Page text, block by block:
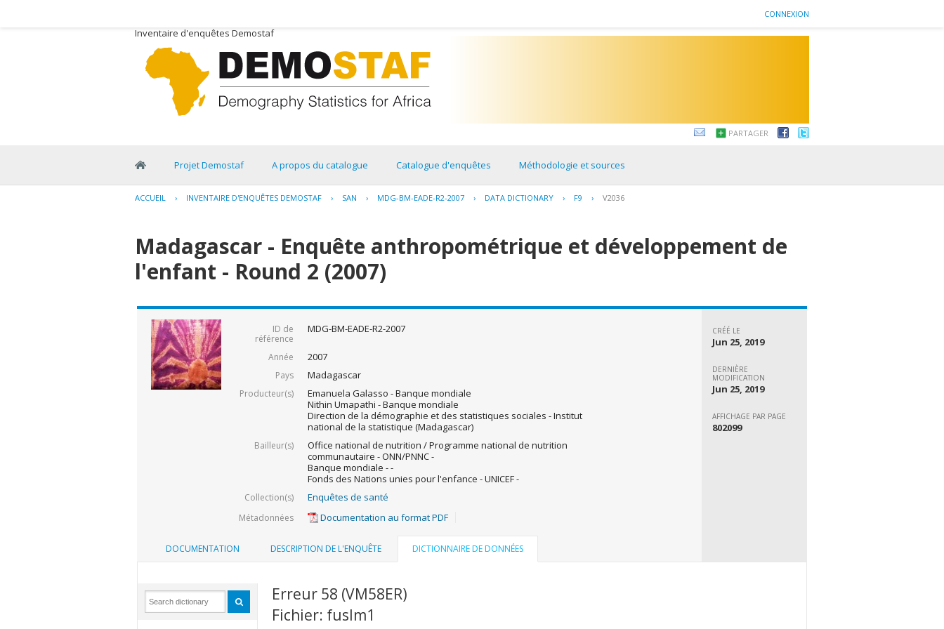
CONNEXION
Inventaire d'enquêtes Demostaf
PARTAGER
Projet Demostaf A propos du catalogue Catalogue d'enquêtes Méthodologie et sources
ACCUEIL › INVENTAIRE D'ENQUÊTES DEMOSTAF › SAN › MDG-BM-EADE-R2-2007 › DATA DICTIONARY › F9 › V2036
Madagascar - Enquête anthropométrique et développement de
l'enfant - Round 2 (2007)
ID de
référence
MDG-BM-EADE-R2-2007
Année 2007
Pays Madagascar
Producteur(s)
Emanuela Galasso - Banque mondiale
Nithin Umapathi - Banque mondiale
Direction de la démographie et des statistiques sociales - Institut
national de la statistique (Madagascar)
Bailleur(s)
Office national de nutrition / Programme national de nutrition
communautaire - ONN/PNNC -
Banque mondiale - -
Fonds des Nations unies pour l'enfance - UNICEF -
Collection(s) Enquêtes de santé
Métadonnées Documentation au format PDF
CRÉÉ LE
Jun 25, 2019
DERNIÈRE
MODIFICATION
Jun 25, 2019
AFFICHAGE PAR PAGE
802099
DOCUMENTATION DESCRIPTION DE L'ENQUÊTE DICTIONNAIRE DE DONNÉES
Erreur 58 (VM58ER)
Fichier: fuslm1